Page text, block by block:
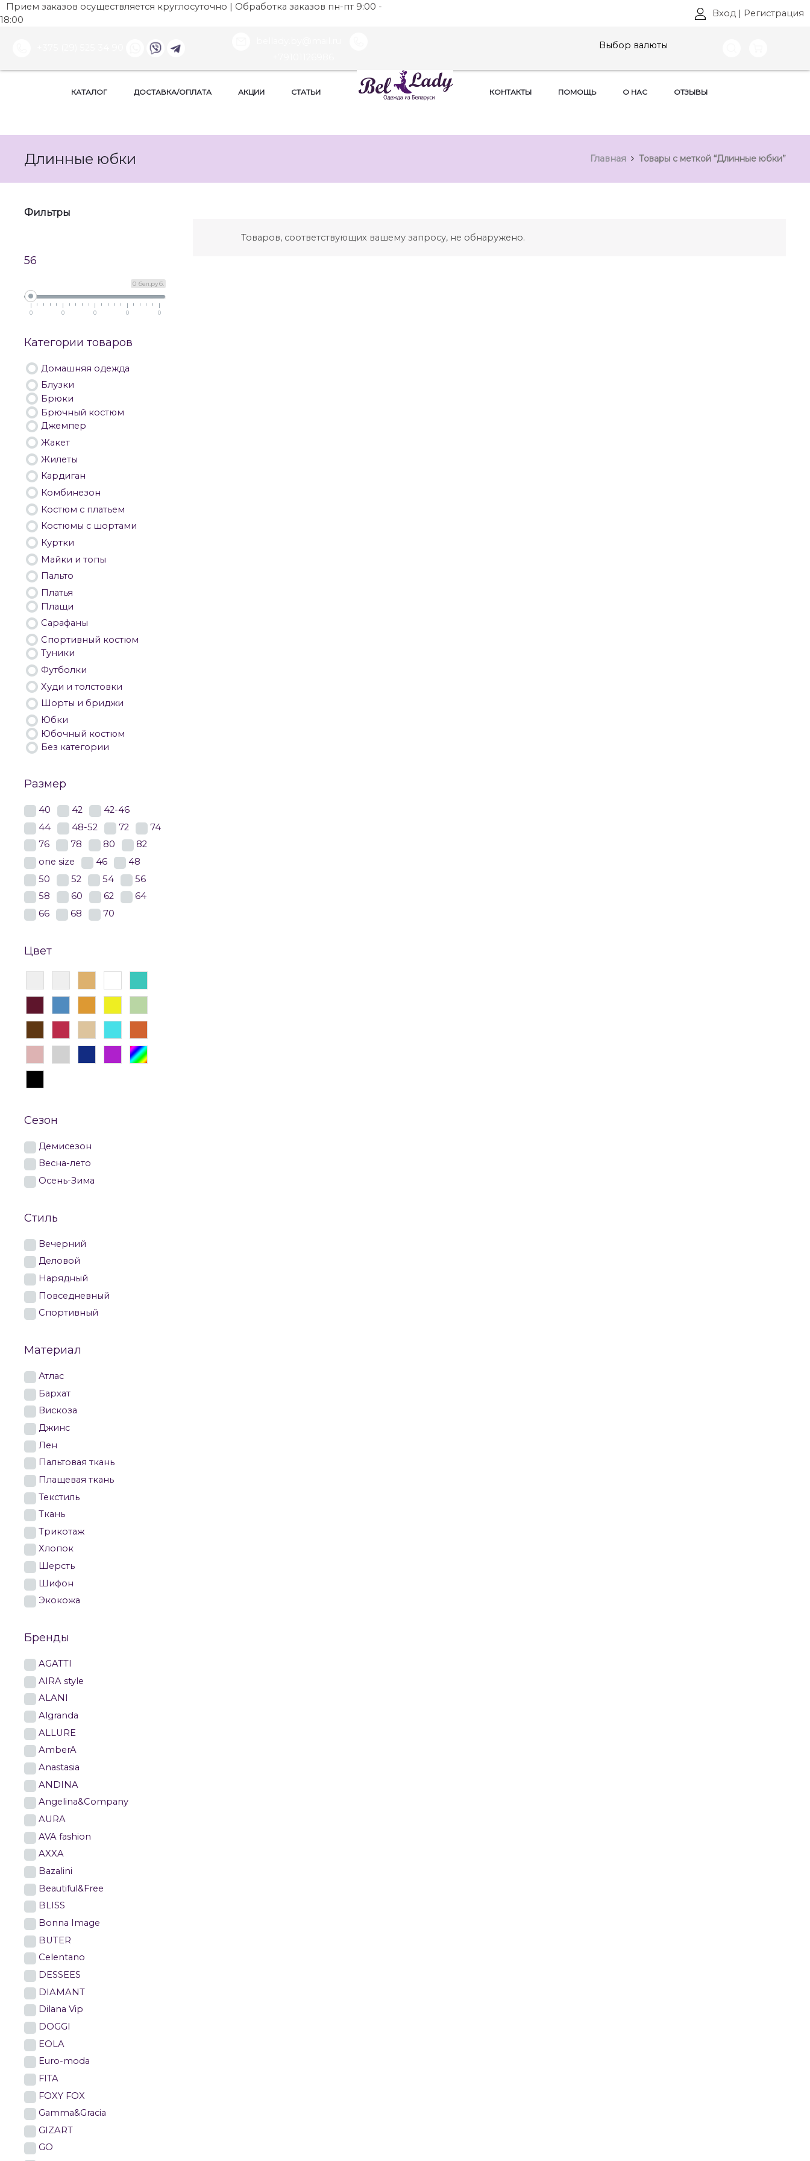
Прием заказов осуществляется круглосуточно | Обработка заказов пн-пт 9:00 -
18:00
Вход | Регистрация
Выбор валюты
КАТАЛОГ ДОСТАВКА/ОПЛАТА АКЦИИ СТАТЬИ КОНТАКТЫ ПОМОЩЬ О НАС ОТЗЫВЫ
Длинные юбки Главная Товары с меткой “Длинные юбки”
Товаров, соответствующих вашему запросу, не обнаружено.
Фильтры
56
0 бел.руб.
0 0 0 0 0
Категории товаров
Домашняя одежда
Блузки
Брюки
Брючный костюм
Джемпер
Жакет
Жилеты
Кардиган
Комбинезон
Костюм с платьем
Костюмы с шортами
Куртки
Майки и топы
Пальто
Платья
Плащи
Сарафаны
Спортивный костюм
Туники
Футболки
Худи и толстовки
Шорты и бриджи
Юбки
Юбочный костюм
Без категории
Размер
40 42
42-46
44
48-52 72
74
76
78 80
82
one size
46
48
50
52 54
56
58
60 62
64
66
68 70
Цвет
Сезон
Демисезон
Весна-лето
Осень-Зима
Стиль
Вечерний
Деловой
Нарядный
Повседневный
Спортивный
Материал
Атлас
Бархат
Вискоза
Джинс
Лен
Пальтовая ткань
Плащевая ткань
Текстиль
Ткань
Трикотаж
Хлопок
Шерсть
Шифон
Экокожа
Бренды
AGATTI
AIRA style
ALANI
Algranda
ALLURE
AmberA
Anastasia
ANDINA
Angelina&Company
AURA
AVA fashion
AXXA
Bazalini
Beautiful&Free
BLISS
Bonna Image
BUTER
Celentano
DESSEES
DIAMANT
Dilana Vip
DOGGI
EOLA
Euro-moda
FITA
FOXY FOX
Gamma&Gracia
GIZART
GO